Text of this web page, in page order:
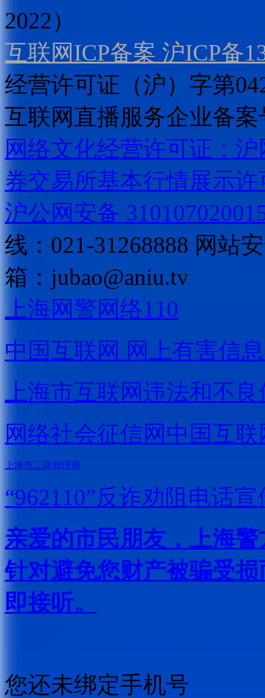
2022）
互联网ICP备案 沪ICP备
经营许可证（沪）字第
互联网直播服务企业备案
网络文化经营许可证：
券交易所基本行情展示许
沪公网安备
线：021-31268888 网站
箱： jubao@aniu.tv
上海网警网络110
中国互联网 网上有害信
上海市互联网违法和不
网络社会征信网 中国互
上海市工商管理局
“962110”反诈劝阻电话宣
亲爱的市民朋友，上海
针对避免您财产被骗受
即接听。
您还未绑定手机号